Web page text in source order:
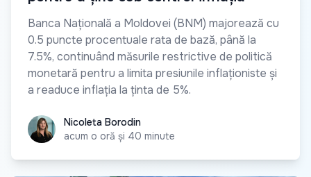
Banca Națională a Moldovei (BNM) majorează cu
0.5 puncte procentuale rata de bază, până la
7.5%, continuând măsurile restrictive de politică
monetară pentru a limita presiunile inflaționiste și
a readuce inflația la ținta de 5%.
Nicoleta Borodin
Nicoleta Borodin
acum o oră și 40 minute